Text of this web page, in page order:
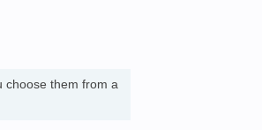
choose them from a